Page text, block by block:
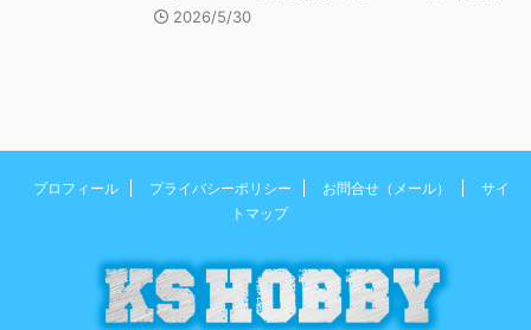
2026/5/30
プロフィール プライバシーポリシー お問合せ（メール）
サイ
トマップ